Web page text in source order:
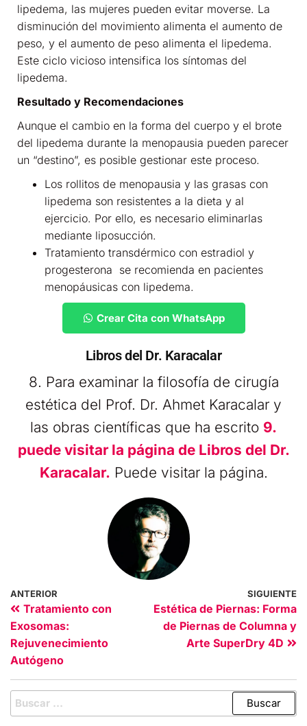
lipedema, las mujeres pueden evitar moverse. La
disminución del movimiento alimenta el aumento de
peso, y el aumento de peso alimenta el lipedema.
Este ciclo vicioso intensifica los síntomas del
lipedema.
Resultado y Recomendaciones
Aunque el cambio en la forma del cuerpo y el brote
del lipedema durante la menopausia pueden parecer
un “destino”, es posible gestionar este proceso.
Los rollitos de menopausia y las grasas con
lipedema son resistentes a la dieta y al
ejercicio. Por ello, es necesario eliminarlas
mediante liposucción.
Tratamiento transdérmico con estradiol y
progesterona se recomienda en pacientes
menopáusicas con lipedema.
Crear Cita con WhatsApp
Libros del Dr. Karacalar
8. Para examinar la filosofía de cirugía
estética del Prof. Dr. Ahmet Karacalar y
las obras científicas que ha escrito 9.
puede visitar la página de Libros del Dr.
Karacalar. Puede visitar la página.
ANTERIOR
Tratamiento con
Exosomas:
Rejuvenecimiento
Autógeno
SIGUIENTE
Estética de Piernas: Forma
de Piernas de Columna y
Arte SuperDry 4D